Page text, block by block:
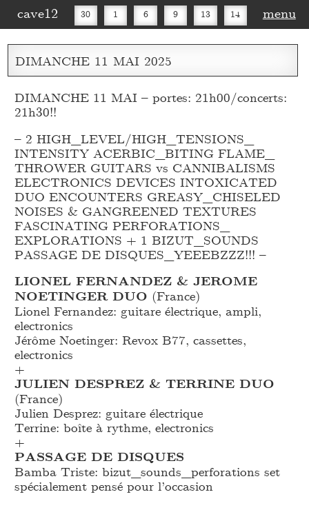
cave12 30 1 6 9 13 14
16 20 27 30
menu
DIMANCHE 11 MAI 2025
DIMANCHE 11 MAI – portes: 21h00/concerts:
21h30!!
– 2 HIGH_LEVEL/HIGH_TENSIONS_
INTENSITY ACERBIC_BITING FLAME_
THROWER GUITARS vs CANNIBALISMS
ELECTRONICS DEVICES INTOXICATED
DUO ENCOUNTERS GREASY_ CHISELED
NOISES & GANGREENED TEXTURES
FASCINATING PERFORATIONS_
EXPLORATIONS + 1 BIZUT_ SOUNDS
PASSAGE DE DISQUES_YEEEBZZZ!!! –
LIONEL FERNANDEZ & JEROME
NOETINGER DUO (France)
Lionel Fernandez: guitare électrique, ampli,
electronics
Jérôme Noetinger: Revox B77, cassettes,
electronics
+
JULIEN DESPREZ & TERRINE DUO
(France)
Julien Desprez: guitare électrique
Terrine: boîte à rythme, electronics
+
PASSAGE DE DISQUES
Bamba Triste: bizut_sounds_perforations set
spécialement pensé pour l’occasion